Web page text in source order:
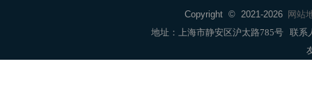
Copyright © 2021-2026 网站
地址：上海市静安区沪太路785号 联